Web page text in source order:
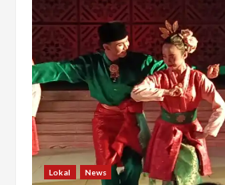
Lokal News